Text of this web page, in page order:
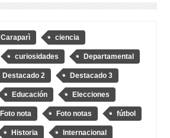
Caraparì ciencia
curiosidades Departamental
Destacado 2 Destacado 3
Educación Elecciones
Foto nota Foto notas fútbol
Historia Internacional